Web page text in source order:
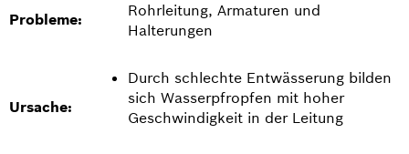
Probleme:
Rohrleitung, Armaturen und
Halterungen
Ursache:
Durch schlechte Entwässerung bilden
sich Wasserpfropfen mit hoher
Geschwindigkeit in der Leitung